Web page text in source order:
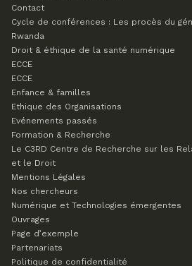
Contact
Cycle de conférences : Les procès du
Rwanda
Droit & éthique de la santé numérique
ECCE
ECCE
Enfance & familles
Ethique des Organisations
Evénements passés
Formation & Recherche
Le C3RD Centre de Recherche sur les
et le Droit
Mentions Légales
Nos chercheurs
Numérique et Technologies émergentes
Ouvrages
Page d’exemple
Partenariats
Politique de confidentialité